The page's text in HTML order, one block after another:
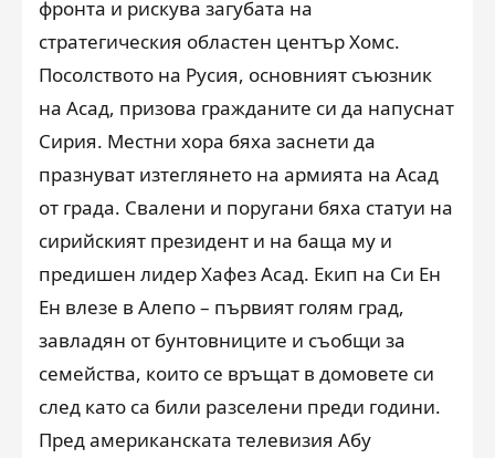
фронта и рискува загубата на
стратегическия областен център Хомс.
Посолството на Русия, основният съюзник
на Асад, призова гражданите си да напуснат
Сирия. Местни хора бяха заснети да
празнуват изтеглянето на армията на Асад
от града. Свалени и поругани бяха статуи на
сирийският президент и на баща му и
предишен лидер Хафез Асад. Екип на Си Ен
Ен влезе в Алепо – първият голям град,
завладян от бунтовниците и съобщи за
семейства, които се връщат в домовете си
след като са били разселени преди години.
Пред американската телевизия Абу